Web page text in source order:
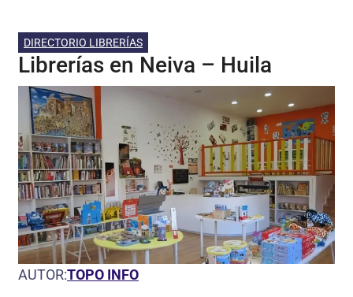
DIRECTORIO LIBRERÍAS
Librerías en Neiva – Huila
AUTOR:TOPO INFO